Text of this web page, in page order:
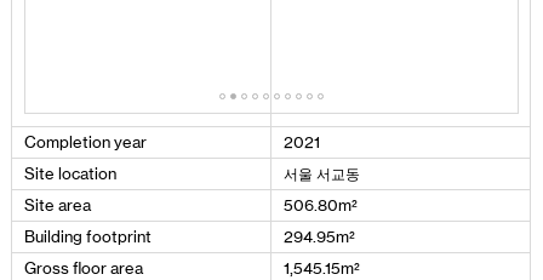
Completion year
2021
Site location
서울 서교동
Site area 506.80m²
Building footprint 294.95m²
Gross floor area 1,545.15m²